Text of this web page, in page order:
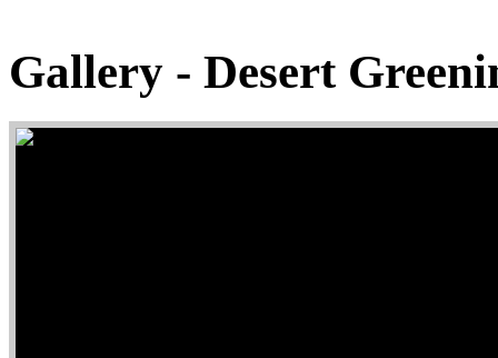
Gallery - Desert